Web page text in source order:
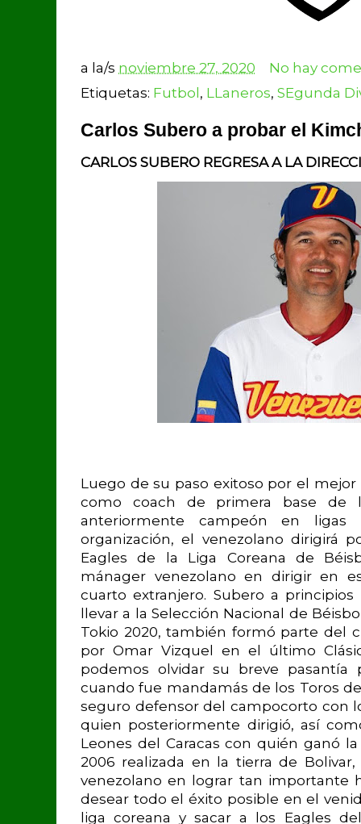
a la/s noviembre 27, 2020
No hay
Etiquetas: Futbol, LLaneros, SEgunda
Carlos Subero a probar el
CARLOS SUBERO REGRESA A LA
Luego de su paso exitoso por el
como coach de primera base de
anteriormente campeón en
organización, el venezolano dirigirá
Eagles de la Liga Coreana de
mánager venezolano en dirigir en
cuarto extranjero. Subero a
llevar a la Selección Nacional de
Tokio 2020, también formó parte del
por Omar Vizquel en el último
podemos olvidar su breve pasantía
cuando fue mandamás de los Toros
seguro defensor del campocorto con
quien posteriormente dirigió, así
Leones del Caracas con quién ganó
2006 realizada en la tierra de
venezolano en lograr tan importante
desear todo el éxito posible en el
liga coreana y sacar a los Eagles